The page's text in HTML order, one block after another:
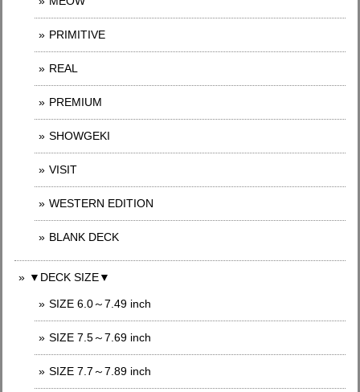
PRIMITIVE
REAL
PREMIUM
SHOWGEKI
VISIT
WESTERN EDITION
BLANK DECK
▼DECK SIZE▼
SIZE 6.0～7.49 inch
SIZE 7.5～7.69 inch
SIZE 7.7～7.89 inch